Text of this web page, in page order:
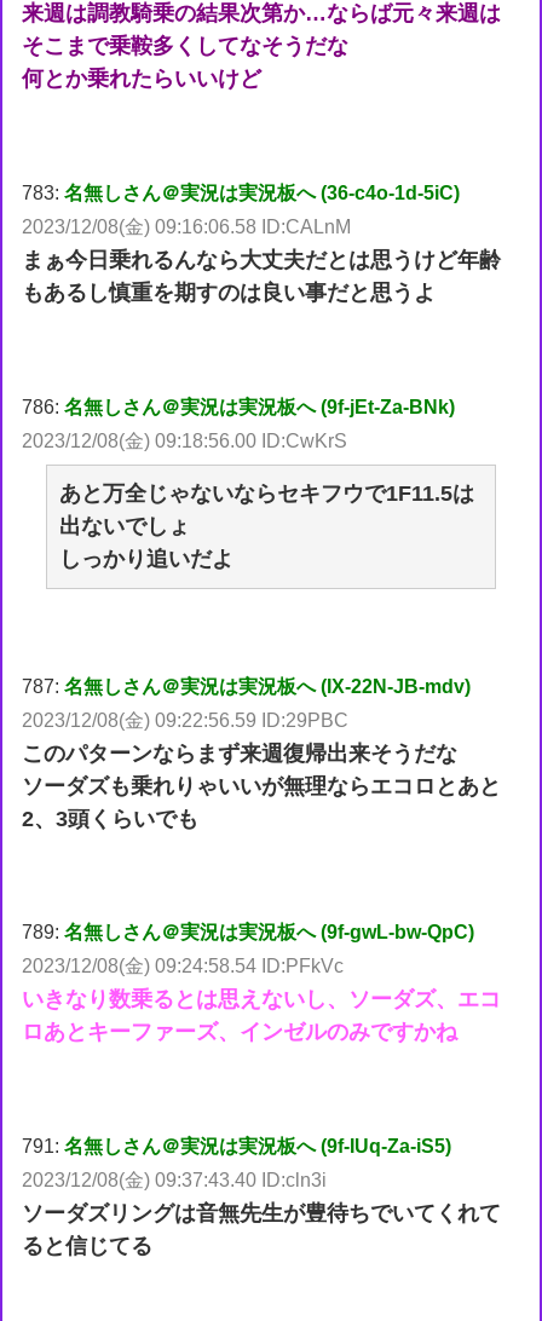
来週は調教騎乗の結果次第か…ならば元々来週は
そこまで乗鞍多くしてなそうだな
何とか乗れたらいいけど
783:名無しさん＠実況は実況板へ (36-c4o-1d-5iC)
2023/12/08(金) 09:16:06.58 ID:CALnM
まぁ今日乗れるんなら大丈夫だとは思うけど年齢
もあるし慎重を期すのは良い事だと思うよ
786:名無しさん＠実況は実況板へ (9f-jEt-Za-BNk)
2023/12/08(金) 09:18:56.00 ID:CwKrS
あと万全じゃないならセキフウで1F11.5は
出ないでしょ
しっかり追いだよ
787:名無しさん＠実況は実況板へ (IX-22N-JB-mdv)
2023/12/08(金) 09:22:56.59 ID:29PBC
このパターンならまず来週復帰出来そうだな
ソーダズも乗れりゃいいが無理ならエコロとあと
2、3頭くらいでも
789:名無しさん＠実況は実況板へ (9f-gwL-bw-QpC)
2023/12/08(金) 09:24:58.54 ID:PFkVc
いきなり数乗るとは思えないし、ソーダズ、エコ
ロあとキーファーズ、インゼルのみですかね
791:名無しさん＠実況は実況板へ (9f-IUq-Za-iS5)
2023/12/08(金) 09:37:43.40 ID:cln3i
ソーダズリングは音無先生が豊待ちでいてくれて
ると信じてる